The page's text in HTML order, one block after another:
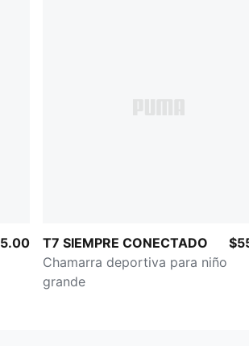
T7 SIEMPRE CONECTADO
Chamarra deportiva para niño
grande